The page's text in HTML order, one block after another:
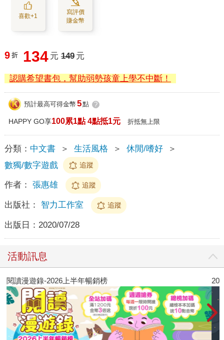
喜歡+1
寫評價
賺金幣
9 折 134 元 149 元
認購希望書包，幫助弱勢孩童上學不中斷！
預計最高可得金幣 5點 ?
HAPPY GO享100累1點 4點抵1元 折抵無上限
分類： 中文書 ＞ 生活風格 ＞ 休閒/嗜好
＞
數獨/數字遊戲
追蹤
作者： 張惠雄 追蹤
出版社： 智力工作室 追蹤
出版日： 2020/07/28
活動訊息
閱讀漫遊錄-2026上半年暢銷榜